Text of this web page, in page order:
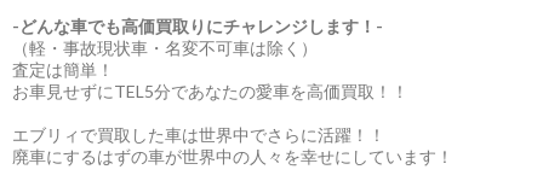
ー
シ
ョ
ン
-どんな車でも高価買取りにチャレンジします！-
（軽・事故現状車・名変不可車は除く）
査定は簡単！
お車見せずにTEL5分であなたの愛車を高価買取！！
エブリィで買取した車は世界中でさらに活躍！！
廃車にするはずの車が世界中の人々を幸せにしています！